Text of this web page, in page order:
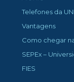
Telefones da
Vantagens
Como chegar
SEPEx –
FIES